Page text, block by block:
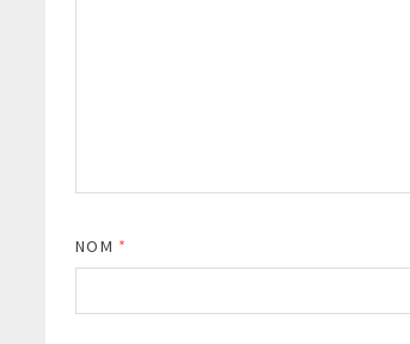
NOM *